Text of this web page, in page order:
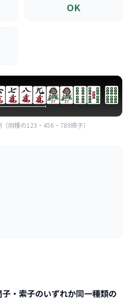
OK
同種の123・456・789順子）
子・索子のいずれか同一種類の